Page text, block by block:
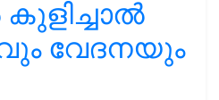
വേദനയും